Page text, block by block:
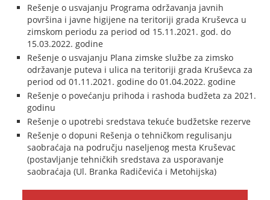
Rešenje o usvajanju Programa održavanja javnih
površina i javne higijene na teritoriji grada Kruševca u
zimskom periodu za period od 15.11.2021. god. do
15.03.2022. godine
Rešenje o usvajanju Plana zimske službe za zimsko
održavanje puteva i ulica na teritoriji grada Kruševca za
period od 01.11.2021. godine do 01.04.2022. godine
Rešenje o povećanju prihoda i rashoda budžeta za 2021.
godinu
Rešenje o upotrebi sredstava tekuće budžetske rezerve
Rešenje o dopuni Rešenja o tehničkom regulisanju
saobraćaja na području naseljenog mesta Kruševac
(postavljanje tehničkih sredstava za usporavanje
saobraćaja (Ul. Branka Radičevića i Metohijska)